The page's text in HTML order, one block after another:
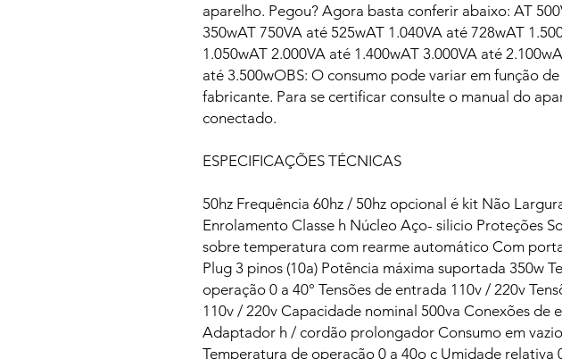
aparelho. Pegou? Agora basta conferir abaixo: AT
350wAT 750VA até 525wAT 1.040VA até 728wAT
1.050wAT 2.000VA até 1.400wAT 3.000VA até
até 3.500wOBS: O consumo pode variar em função
fabricante. Para se certificar consulte o manual do
conectado.
ESPECIFICAÇÕES TÉCNICAS
50hz Frequência 60hz / 50hz opcional é kit Não
Enrolamento Classe h Núcleo Aço- silicio Proteções
sobre temperatura com rearme automático Com
Plug 3 pinos (10a) Potência máxima suportada 350w
operação 0 a 40° Tensões de entrada 110v / 220v
110v / 220v Capacidade nominal 500va Conexões de
Adaptador h / cordão prolongador Consumo em
Temperatura de operação 0 a 40o c Umidade relativa